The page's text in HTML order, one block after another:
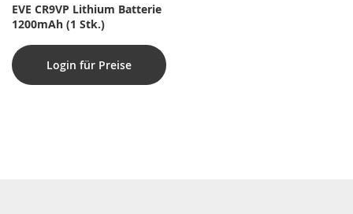
EVE CR9VP Lithium Batterie
1200mAh (1 Stk.)
Login für Preise